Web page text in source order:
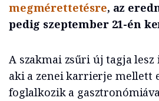
megmérettetésre, az
pedig szeptember 21-én
A szakmai zsűri új tagja lesz
aki a zenei karrierje mellett
foglalkozik a